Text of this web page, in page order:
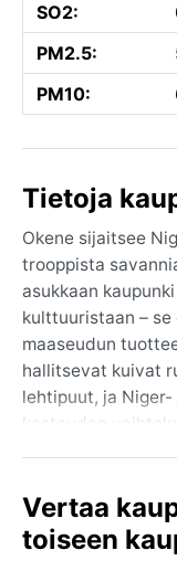
SO2:
PM2.5:
PM10:
Tietoja
Okene sijaitsee
trooppista
asukkaan
kulttuuristaan – se
maaseudun
hallitsevat kuivat
lehtipuut, ja
kosteuden
historiasta.
Köppenin
Vertaa
toiseen